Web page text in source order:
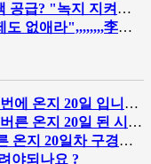
켜야" vs "부동산에 난린데"
통령, 대출 등 22개 과제 손본다
어보려고 글 보냅니다. 정말 반가운 소식인데 시간이…
. 생소한 곳이다보니 말문이라도 열어보려고 문자 드려…
잘했습니다. 그림이 내마음입니다.
야되나요 ?